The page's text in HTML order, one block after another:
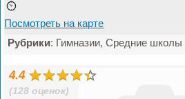
Посмотреть на карте
Рубрики: Гимназии, Средние школы
4.4
(128 оценок)